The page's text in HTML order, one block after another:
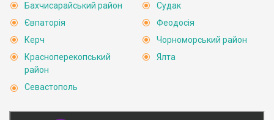
Бахчисарайський район
Євпаторія
Керч
Красноперекопський
район
Севастополь
Судак
Феодосія
Чорноморський район
Ялта